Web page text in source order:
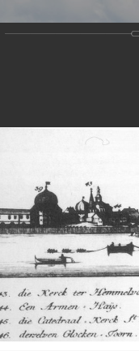
Экскурсия
Главная